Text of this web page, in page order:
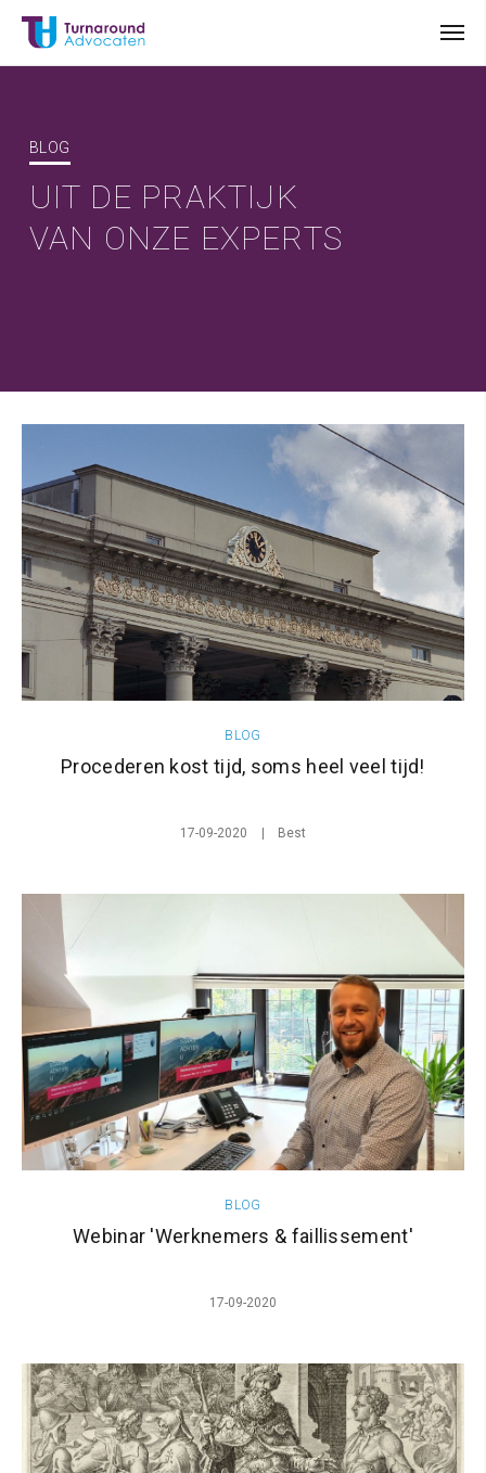
BLOG
UIT DE PRAKTIJK
VAN ONZE EXPERTS
BLOG
Procederen kost tijd, soms heel veel tijd!
17-09-2020 Best
BLOG
Webinar 'Werknemers & faillissement'
17-09-2020